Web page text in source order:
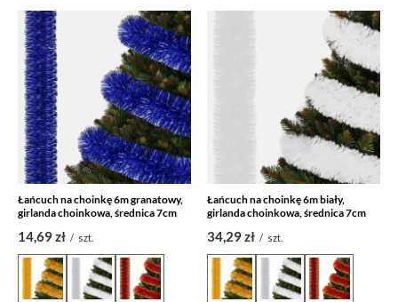
Łańcuch na choinkę 6m granatowy,
girlanda choinkowa, średnica 7cm
14,69 zł / szt.
Łańcuch na choinkę 6m biały,
girlanda choinkowa, średnica 7cm
34,29 zł / szt.